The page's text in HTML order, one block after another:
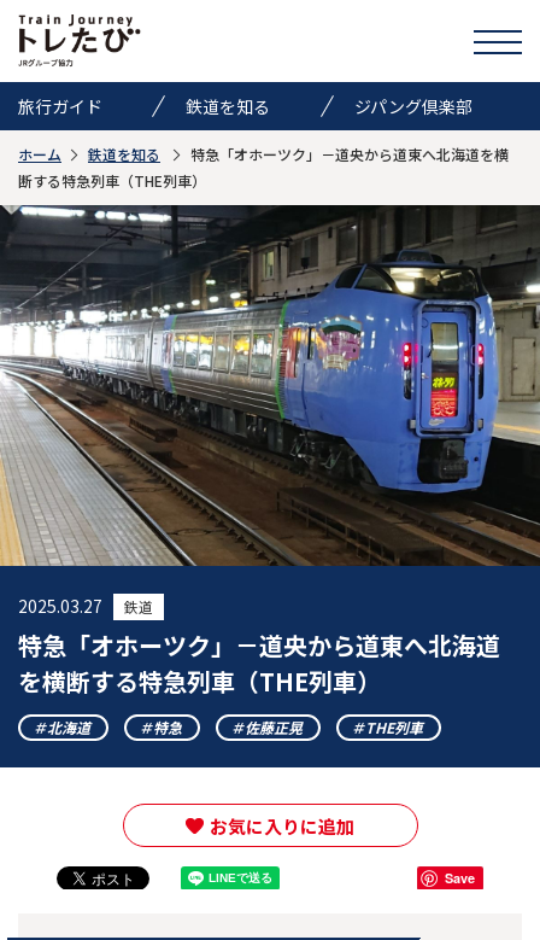
旅行ガイド 鉄道を知る ジパング倶楽部
きっぷ情報 ニュース イベント
検索
トレたびのススメ
お気に入り
お問い合わせ Global
ホーム 鉄道を知る
特急「オホーツク」－道央から道東へ北海道を横
断する特急列車（THE列車）
2025.03.27 鉄道
特急「オホーツク」－道央から道東へ北海道
を横断する特急列車（THE列車）
北海道 特急 佐藤正晃 THE列車
お気に入りに追加
Save